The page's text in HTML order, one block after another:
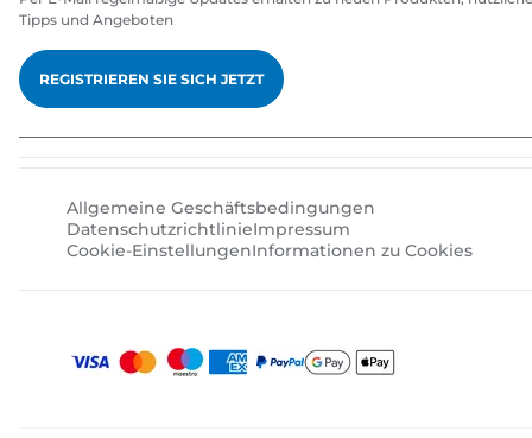
Tipps und Angeboten
REGISTRIEREN SIE SICH JETZT
Allgemeine Geschäftsbedingungen
DatenschutzrichtlinieImpressum
Cookie-EinstellungenInformationen zu Cookies